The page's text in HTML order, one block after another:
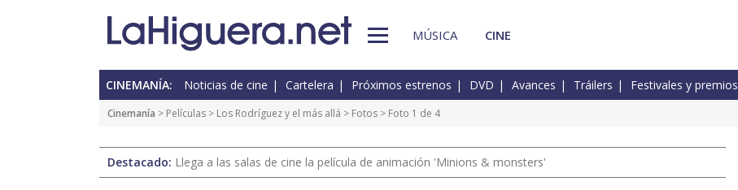
MÚSICA CINE
CINEMANÍA: Noticias de cine Cartelera Próximos estrenos DVD Avances Tráilers Festivales y premios
Cinemanía > Películas > Los Rodríguez y el más allá > Fotos > Foto 1 de 4
Destacado: Llega a las salas de cine la película de animación 'Minions & monsters'